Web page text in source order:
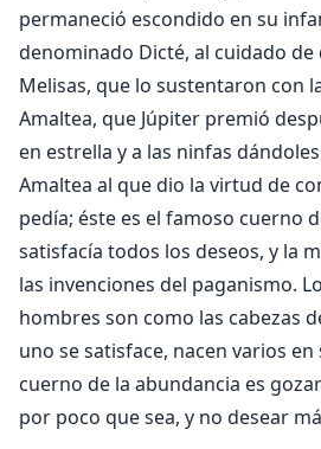
permaneció escondido en su
denominado Dicté, al cuidado
Melisas, que lo sustentaron con
Amaltea, que Júpiter premió
en estrella y a las ninfas
Amaltea al que dio la virtud de
pedía; éste es el famoso cuerno
satisfacía todos los deseos, y la
las invenciones del paganismo.
hombres son como las cabezas
uno se satisface, nacen varios
cuerno de la abundancia es
por poco que sea, y no desear